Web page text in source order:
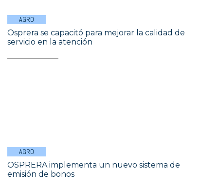
AGRO
Osprera se capacitó para mejorar la calidad de
servicio en la atención
AGRO
OSPRERA implementa un nuevo sistema de
emisión de bonos